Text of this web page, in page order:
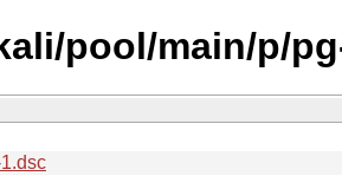
pool/main/p/